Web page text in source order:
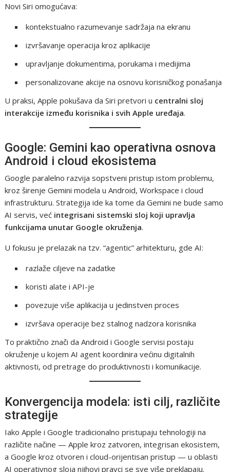
Novi Siri omogućava:
kontekstualno razumevanje sadržaja na ekranu
izvršavanje operacija kroz aplikacije
upravljanje dokumentima, porukama i medijima
personalizovane akcije na osnovu korisničkog ponašanja
U praksi, Apple pokušava da Siri pretvori u centralni sloj
interakcije između korisnika i svih Apple uređaja.
Google: Gemini kao operativna osnova
Android i cloud ekosistema
Google paralelno razvija sopstveni pristup istom problemu,
kroz širenje Gemini modela u Android, Workspace i cloud
infrastrukturu. Strategija ide ka tome da Gemini ne bude samo
AI servis, već integrisani sistemski sloj koji upravlja
funkcijama unutar Google okruženja.
U fokusu je prelazak na tzv. “agentic” arhitekturu, gde AI:
razlaže ciljeve na zadatke
koristi alate i API-je
povezuje više aplikacija u jedinstven proces
izvršava operacije bez stalnog nadzora korisnika
To praktično znači da Android i Google servisi postaju
okruženje u kojem AI agent koordinira većinu digitalnih
aktivnosti, od pretrage do produktivnosti i komunikacije.
Konvergencija modela: isti cilj, različite
strategije
Iako Apple i Google tradicionalno pristupaju tehnologiji na
različite načine — Apple kroz zatvoren, integrisan ekosistem,
a Google kroz otvoren i cloud-orijentisan pristup — u oblasti
AI operativnog sloja njihovi pravci se sve više preklapaju.